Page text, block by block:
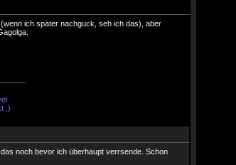
ich später nachguck, seh ich das), aber
;)
noch bevor ich überhaupt verrsende. Schon